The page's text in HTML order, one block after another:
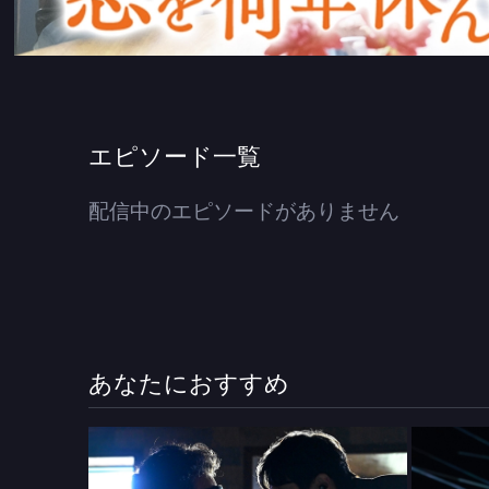
エピソード一覧
配信中のエピソードがありません
あなたにおすすめ